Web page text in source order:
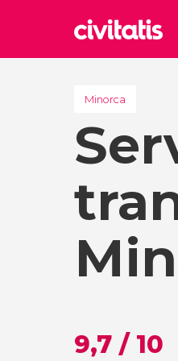
Minorca
9,7 / 10